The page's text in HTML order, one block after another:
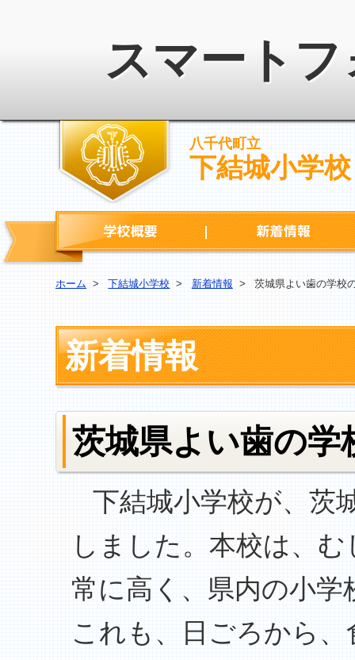
スマート
八千代町立
下結城小学校
学校概要
ホーム > 下結城小学校 > 新着情報 > 茨城県よい歯の学校
新着情報
茨城県よい歯の学
下結城小学校が、茨
しました。本校は、
常に高く、県内の小
これも、日ごろから